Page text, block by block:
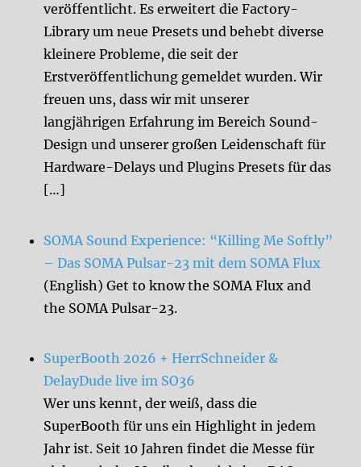
veröffentlicht. Es erweitert die Factory-
Library um neue Presets und behebt diverse
kleinere Probleme, die seit der
Erstveröffentlichung gemeldet wurden. Wir
freuen uns, dass wir mit unserer
langjährigen Erfahrung im Bereich Sound-
Design und unserer großen Leidenschaft für
Hardware-Delays und Plugins Presets für das
[…]
SOMA Sound Experience: “Killing Me Softly”
– Das SOMA Pulsar-23 mit dem SOMA Flux
(English) Get to know the SOMA Flux and
the SOMA Pulsar-23.
SuperBooth 2026 + HerrSchneider &
DelayDude live im SO36
Wer uns kennt, der weiß, dass die
SuperBooth für uns ein Highlight in jedem
Jahr ist. Seit 10 Jahren findet die Messe für